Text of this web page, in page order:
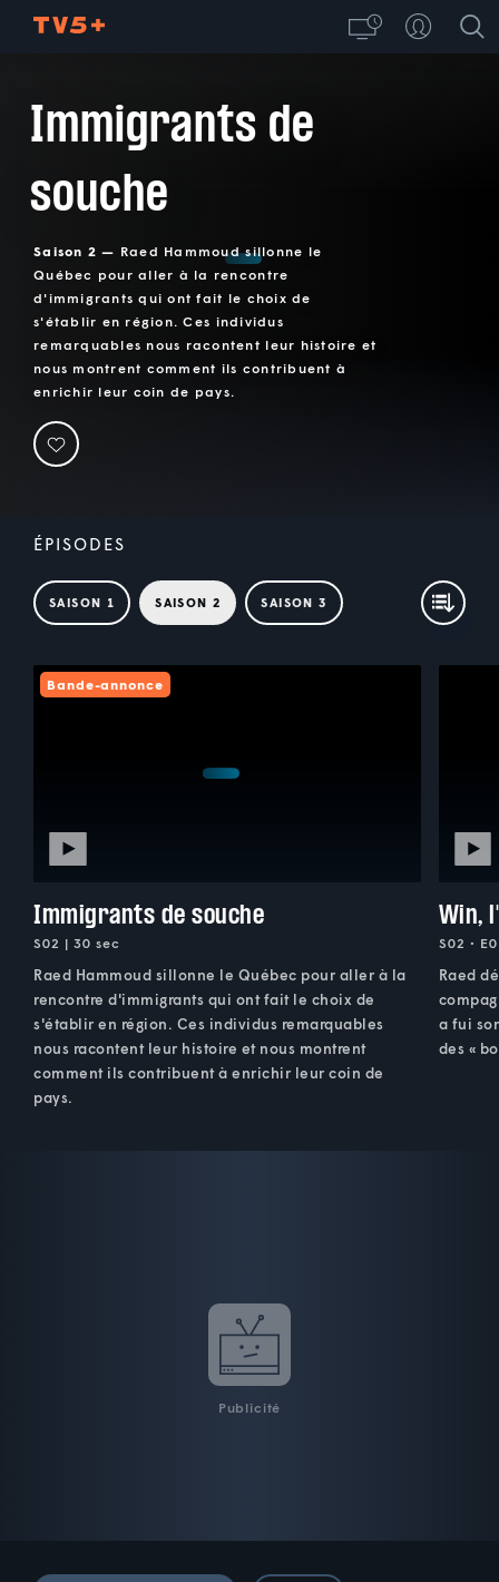
Immigrants de
souche
Saison 2 — Raed Hammoud sillonne le
Québec pour aller à la rencontre
d'immigrants qui ont fait le choix de
s'établir en région. Ces individus
remarquables nous racontent leur histoire et
nous montrent comment ils contribuent à
enrichir leur coin de pays.
ÉPISODES
SAISON 1 SAISON 2 SAISON 3
Bande-annonce
Immigrants de souche
S02 | 30 sec
Raed Hammoud sillonne le Québec pour aller à la
rencontre d'immigrants qui ont fait le choix de
s'établir en région. Ces individus remarquables
nous racontent leur histoire et nous montrent
comment ils contribuent à enrichir leur coin de
pays.
Win,
S02 •
Raed
a fui
des «
Publicité